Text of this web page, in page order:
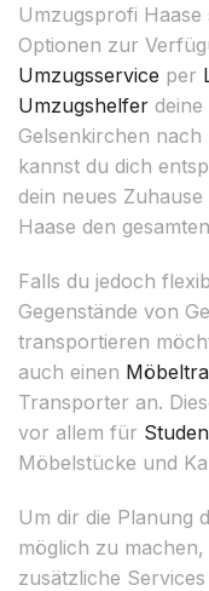
Umzugsprofi Haase
Optionen zur
Umzugsservice per
Umzugshelfer
Gelsenkirchen nach
kannst du dich
dein neues
Haase den
Falls du jedoch
Gegenstände von
transportieren
auch einen
Transporter an.
vor allem für
Möbelstücke und
Um dir die Planung
möglich zu
zusätzliche